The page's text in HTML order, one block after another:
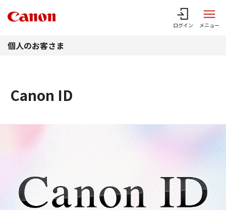
ログイン メニュー
個人のお客さま
Canon ID